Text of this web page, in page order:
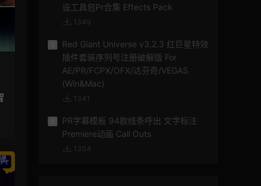
设工具包Pr合集 Effects Pack
1349
Red Giant Universe v3.2.3 红巨星特效
插件套装序列号注册破解版 For
AE/PR/FCPX/OFX/达芬奇/VEGAS
(Win&Mac)
1341
PR字幕模板 94款线条呼出 文字标注
Premiere动画 Call Outs
1304